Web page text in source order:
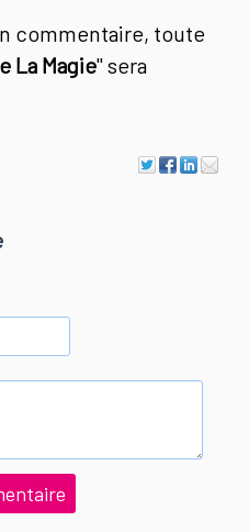
commentaire, toute
La Magie" sera